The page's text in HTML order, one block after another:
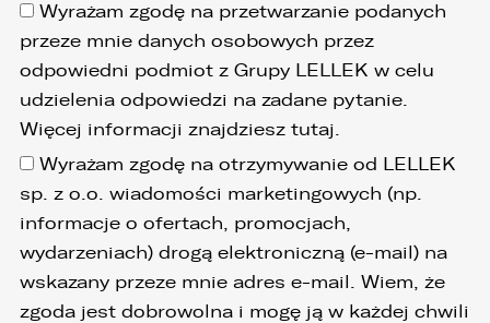
Wyrażam zgodę na przetwarzanie podanych
przeze mnie danych osobowych przez
odpowiedni podmiot z Grupy LELLEK w celu
udzielenia odpowiedzi na zadane pytanie.
Więcej informacji znajdziesz tutaj.
Wyrażam zgodę na otrzymywanie od LELLEK
sp. z o.o. wiadomości marketingowych (np.
informacje o ofertach, promocjach,
wydarzeniach) drogą elektroniczną (e-mail) na
wskazany przeze mnie adres e-mail. Wiem, że
zgoda jest dobrowolna i mogę ją w każdej chwili